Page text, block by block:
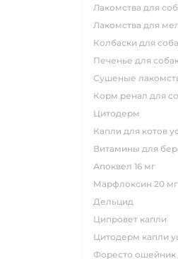
лакомства для
лакомства для
колбаски для
печенье для
сушеные
корм ренал для
цитодерм
капли для котов
витамины для
апоквел 16 мг
марфлоксин 20 мг
дельцид
ципровет капли
цитодерм капли
форесто